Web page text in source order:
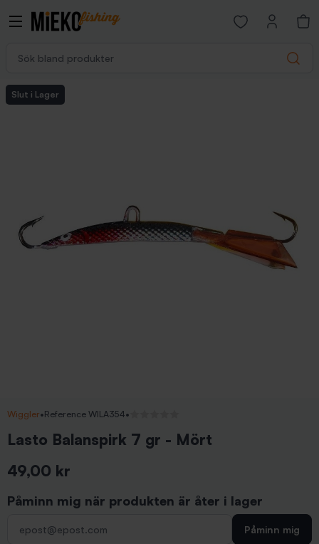
Search
Open favorites
Slut i Lager
Wiggler•Reference WILA354•
Lasto Balanspirk 7 gr - Mört
49,00 kr
Påminn mig när produkten är åter i lager
Påminn mig